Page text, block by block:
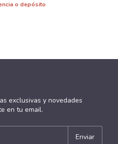
o depósito
exclusivas y novedades
en tu email.